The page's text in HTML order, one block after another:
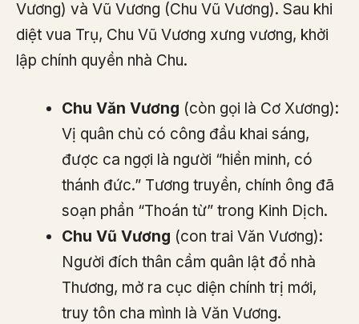
Vương) và Vũ Vương (Chu Vũ Vương). Sau khi
diệt vua Trụ, Chu Vũ Vương xưng vương, khởi
lập chính quyền nhà Chu.
Chu Văn Vương (còn gọi là Cơ Xương):
Vị quân chủ có công đầu khai sáng,
được ca ngợi là người “hiền minh, có
thánh đức.” Tương truyền, chính ông đã
soạn phần “Thoán từ” trong Kinh Dịch.
Chu Vũ Vương (con trai Văn Vương):
Người đích thân cầm quân lật đổ nhà
Thương, mở ra cục diện chính trị mới,
truy tôn cha mình là Văn Vương.